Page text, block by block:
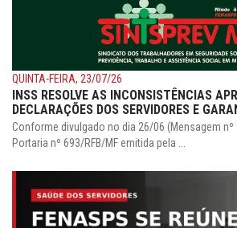
QUINTA-FEIRA, 23/07/26
INSS RESOLVE AS INCONSISTÊNCIAS
DECLARAÇÕES DOS SERVIDORES E
Conforme divulgado no dia 26/06 (Mensagem nº
Portaria nº 693/RFB/MF emitida pela ...